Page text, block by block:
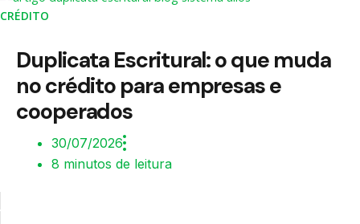
CRÉDITO
Duplicata Escritural: o que muda
no crédito para empresas e
cooperados
30/07/2026
8 minutos de leitura